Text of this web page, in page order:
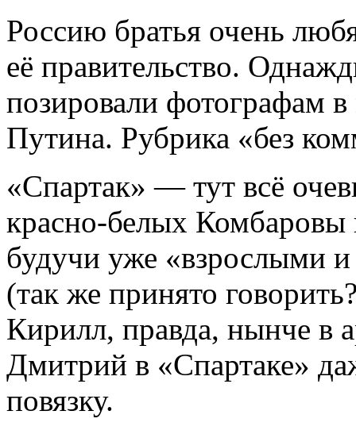
Россию братья очень
её правительство.
позировали фотографам
Путина. Рубрика «без
«Спартак» — тут всё
красно-белых Комбаровы
будучи уже «взрослыми
(так же принято
Кирилл, правда, нынче в
Дмитрий в «Спартаке»
повязку.